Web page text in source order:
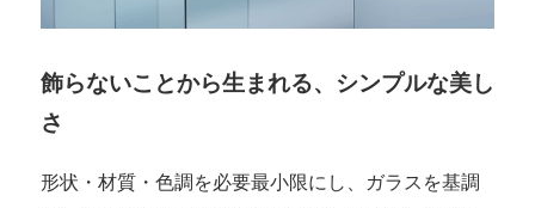
飾らないことから生まれる、シンプルな美し
さ
形状・材質・色調を必要最小限にし、ガラスを基調